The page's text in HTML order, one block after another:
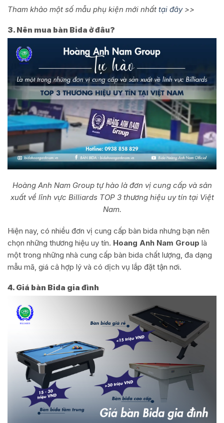
Tham khảo một số mẫu phụ kiện mới nhất tại đây>>
3. Nên mua bàn Bida ở đâu?
Hoàng Anh Nam Group tự hào là đơn vị cung cấp và sản
xuất về lĩnh vực Billiards TOP 3 thương hiệu uy tín tại Việt
Nam.
Hiện nay, có nhiều đơn vị cung cấp bàn bida nhưng bạn nên
chọn những thương hiệu uy tín. Hoang Anh Nam Group là
một trong những nhà cung cấp bàn bida chất lượng, đa dạng
mẫu mã, giá cả hợp lý và có dịch vụ lắp đặt tận nơi.
4. Giá bàn Bida gia đình